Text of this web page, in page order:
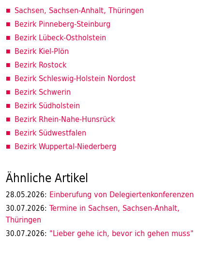
Sachsen, Sachsen-Anhalt, Thüringen
Bezirk Pinneberg-Steinburg
Bezirk Lübeck-Ostholstein
Bezirk Kiel-Plön
Bezirk Rostock
Bezirk Schleswig-Holstein Nordost
Bezirk Schwerin
Bezirk Südholstein
Bezirk Rhein-Nahe-Hunsrück
Bezirk Südwestfalen
Bezirk Wuppertal-Niederberg
Ähnliche Artikel
28.05.2026: Einberufung von Delegiertenkonferenzen
30.07.2026: Termine in Sachsen, Sachsen-Anhalt,
Thüringen
30.07.2026: "Lieber gehe ich, bevor ich gehen muss"